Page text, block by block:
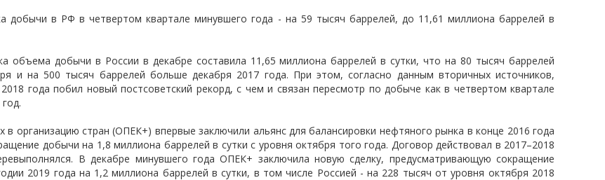
добычи в РФ в четвертом квартале минувшего года - на 59 тысяч баррелей, до 11,61 миллиона баррелей в
объема добычи в России в декабре составила 11,65 миллиона баррелей в сутки, что на 80 тысяч баррелей
и на 500 тысяч баррелей больше декабря 2017 года. При этом, согласно данным вторичных источников,
года побил новый постсоветский рекорд, с чем и связан пересмотр по добыче как в четвертом квартале
организацию стран (ОПЕК+) впервые заключили альянс для балансировки нефтяного рынка в конце 2016 года
добычи на 1,8 миллиона баррелей в сутки с уровня октября того года. Договор действовал в 2017–2018
В декабре минувшего года ОПЕК+ заключила новую сделку, предусматривающую сокращение
2019 года на 1,2 миллиона баррелей в сутки, в том числе Россией - на 228 тысяч от уровня октября 2018